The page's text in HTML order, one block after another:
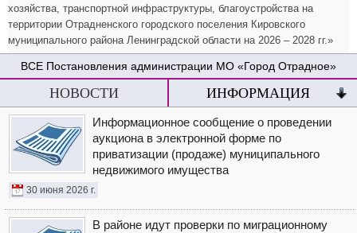
хозяйства, транспортной инфраструктуры, благоустройства на
территории Отрадненского городского поселения Кировского
муниципального района Ленинградской области на 2026 – 2028 гг.»
Постановления администрации МО «Город Отрадное»
НОВОСТИ ИНФОРМАЦИЯ
Информационное сообщение о проведении
аукциона в электронной форме по
приватизации (продаже) муниципального
недвижимого имущества
30 июня 2026 г.
В районе идут проверки по миграционному